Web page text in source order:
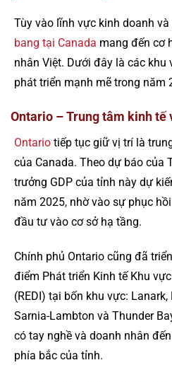
Tùy vào lĩnh vực kinh doanh
bang tại Canada mang đến cơ
nhân Việt. Dưới đây là các khu
phát triển mạnh mẽ trong năm
Ontario – Trung tâm kinh tế
Ontario tiếp tục giữ vị trí là
của Canada. Theo dự báo của
trưởng GDP của tỉnh này dự
năm 2025, nhờ vào sự phục
đầu tư vào cơ sở hạ tầng.
Chính phủ Ontario cũng đã
điểm Phát triển Kinh tế Khu
(REDI) tại bốn khu vực: Lanark,
Sarnia-Lambton và Thunder
có tay nghề và doanh nhân
phía bắc của tỉnh.